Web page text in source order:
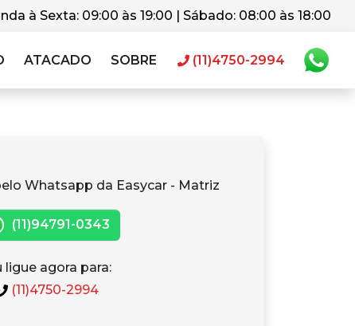
à Sexta: 09:00 às 19:00 | Sábado: 08:00 às 18:00
ATACADO SOBRE (11)4750-2994
Whatsapp da Easycar - Matriz
(11)94791-0343
ligue agora para:
(11)4750-2994